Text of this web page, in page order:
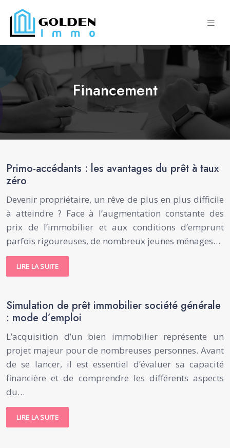
Financement
Primo-accédants : les avantages du prêt à taux
zéro
Devenir propriétaire, un rêve de plus en plus difficile
à atteindre ? Face à l’augmentation constante des
prix de l’immobilier et aux conditions d’emprunt
parfois rigoureuses, de nombreux jeunes ménages…
LIRE LA SUITE
Simulation de prêt immobilier société générale
: mode d’emploi
L’acquisition d’un bien immobilier représente un
projet majeur pour de nombreuses personnes. Avant
de se lancer, il est essentiel d’évaluer sa capacité
financière et de comprendre les différents aspects
du…
LIRE LA SUITE